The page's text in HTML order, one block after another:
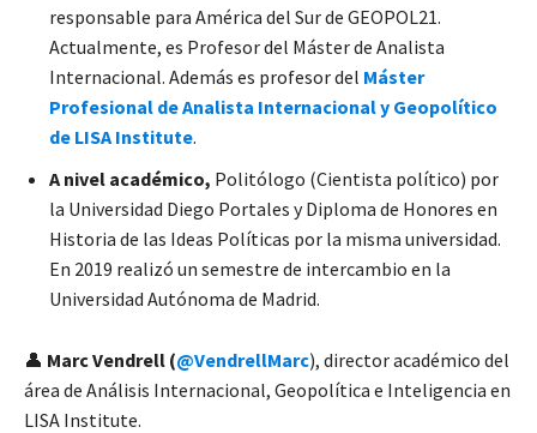
responsable para América del Sur de GEOPOL21.
Actualmente, es Profesor del Máster de Analista
Internacional. Además es profesor del Máster
Profesional de Analista Internacional y Geopolítico
de LISA Institute.
A nivel académico, Politólogo (Cientista político) por
la Universidad Diego Portales y Diploma de Honores en
Historia de las Ideas Políticas por la misma universidad.
En 2019 realizó un semestre de intercambio en la
Universidad Autónoma de Madrid.
👤 Marc Vendrell (@VendrellMarc), director académico del
área de Análisis Internacional, Geopolítica e Inteligencia en
LISA Institute.